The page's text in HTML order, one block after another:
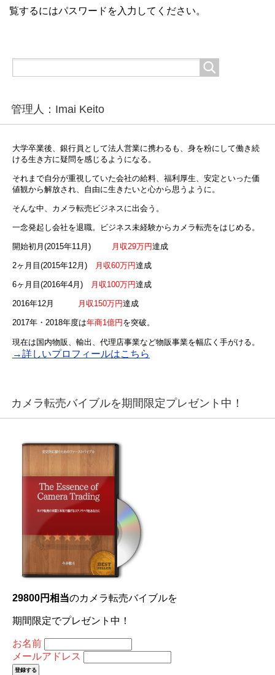
覧するにはパスワードを入力してください。
管理人：Imai Keito
大学卒業後、銀行員として法人営業に携わるも、身を粉にして働き続
ける生き方に疑問を感じるようになる。
それまで自分が重視していた会社の給料、福利厚生、安定といった価
値観から解放され、自由に生きたいと心から思うように。
そんな中、カメラ転売ビジネスに出会う。
一念発起し会社を退職。ビジネス未経験からカメラ転売をはじめる。
開始初月(2015年11月) 月収29万円達成
2ヶ月目(2015年12月) 月収60万円達成
6ヶ月目(2016年4月) 月収100万円達成
2016年12月 月収150万円達成
2017年・2018年度は年商1億円 を突破。
現在は国内物販、輸出、代理店事業など物販事業を幅広く手がける。
→詳しいプロフィールはこちら
カメラ転売バイブルを期間限定プレゼント中！
29800円相当のカメラ転売バイブルを
期間限定でプレゼント中！
お名前
メールアドレス